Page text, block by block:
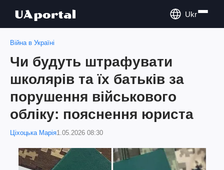
Ukr
Війна в Україні
Чи будуть штрафувати
школярів та їх батьків за
порушення військового
обліку: пояснення юриста
Ціхоцька Марія1.05.2026 08:30